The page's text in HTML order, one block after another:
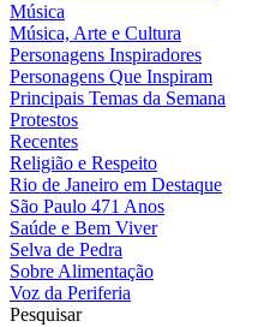
Música
Música, Arte e Cultura
Personagens Inspiradores
Personagens Que Inspiram
Principais Temas da Semana
Protestos
Recentes
Religião e Respeito
Rio de Janeiro em Destaque
São Paulo 471 Anos
Saúde e Bem Viver
Selva de Pedra
Sobre Alimentação
Voz da Periferia
Pesquisar